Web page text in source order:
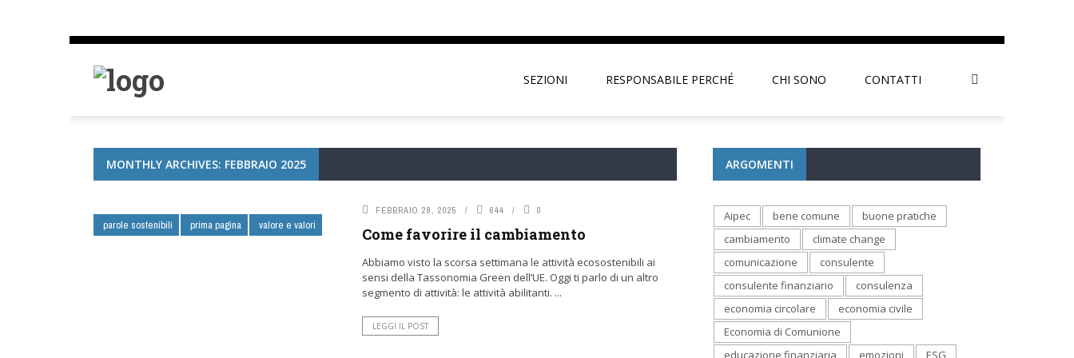
SEZIONI RESPONSABILE PERCHÉ CHI SONO CONTATTI
MONTHLY ARCHIVES: FEBBRAIO 2025
parole sostenibili prima pagina valore e valori
FEBBRAIO 28, 2025 644 0
Come favorire il cambiamento
Abbiamo visto la scorsa settimana le attività ecosostenibili ai
sensi della Tassonomia Green dell’UE. Oggi ti parlo di un altro
segmento di attività: le attività abilitanti. ...
LEGGI IL POST
ARGOMENTI
Aipec bene comune
buone pratiche
cambiamento
climate change
comunicazione
consulente
consulente finanziario
consulenza
economia circolare
economia civile
Economia di Comunione
educazione finanziaria
emozioni ESG